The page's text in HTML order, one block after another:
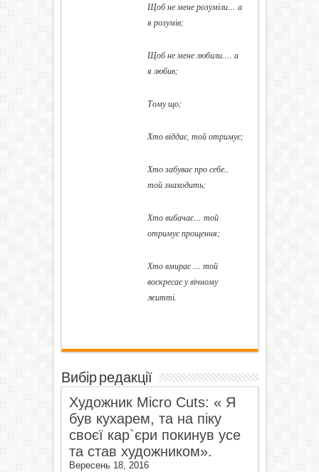
Щоб не мене розуміли… а
я розумів;
Щоб не мене любили…. а
я любив;
Тому що;
Хто віддає, той отримує;
Хто забуває про себе..
той знаходить;
Хто вибачає… той
отримує прощення;
Хто вмирає … той
воскресає у вічному
житті.
Вибір редакції
Художник Micro Cuts: « Я
був кухарем, та на піку
своєї кар`єри покинув усе
та став художником».
Вересень 18, 2016